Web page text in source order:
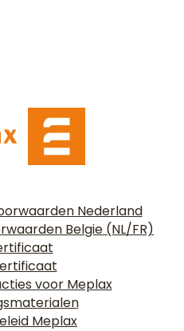
Nederland
Belgie (NL/FR)
voor Meplax
Meplax